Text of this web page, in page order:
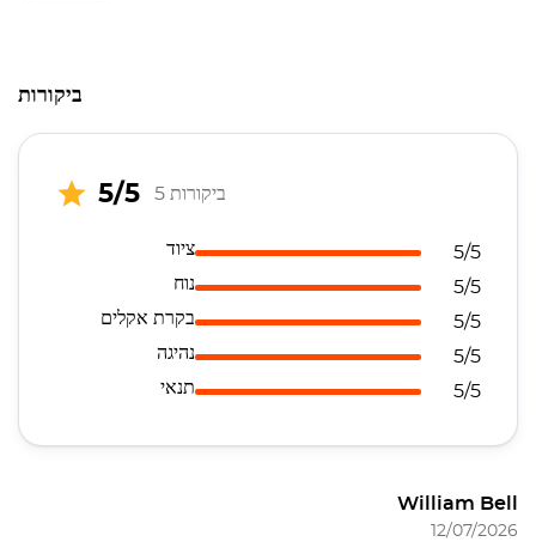
ביקורות
5/5 5 ביקורות
ציוד
5/5
נוח
5/5
בקרת אקלים
5/5
נהיגה
5/5
תנאי
5/5
William Bell
12/07/2026